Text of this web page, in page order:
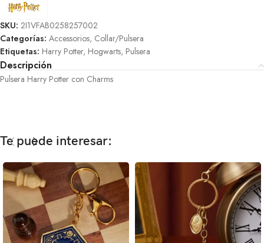
SKU: 2I1VFAB0258257002
Categorías: Accessorios, Collar/Pulsera
Etiquetas: Harry Potter, Hogwarts, Pulsera
Descripción
Pulsera Harry Potter con Charms
Te puede interesar: